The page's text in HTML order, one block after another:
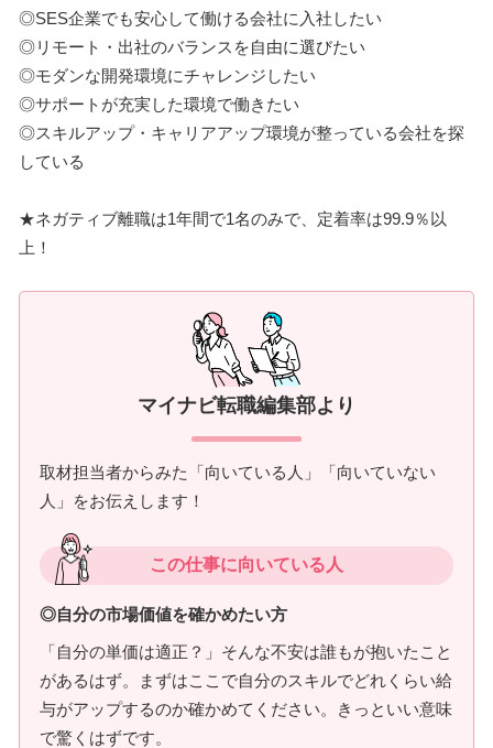
◎SES企業でも安心して働ける会社に入社したい
◎リモート・出社のバランスを自由に選びたい
◎モダンな開発環境にチャレンジしたい
◎サポートが充実した環境で働きたい
◎スキルアップ・キャリアアップ環境が整っている会社を探
している
★ネガティブ離職は1年間で1名のみで、定着率は99.9％以
上！
マイナビ転職編集部より
取材担当者からみた「向いている人」「向いていない
人」をお伝えします！
この仕事に向いている人
◎自分の市場価値を確かめたい方
「自分の単価は適正？」そんな不安は誰もが抱いたこと
があるはず。まずはここで自分のスキルでどれくらい給
与がアップするのか確かめてください。きっといい意味
で驚くはずです。